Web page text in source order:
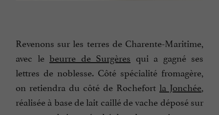
Revenons sur les terres de Charente-Maritime,
avec le beurre de Surgères qui a gagné ses
lettres de noblesse. Côté spécialité fromagère,
on retiendra du côté de Rochefort la Jonchée,
réalisée à base de lait caillé de vache déposé sur